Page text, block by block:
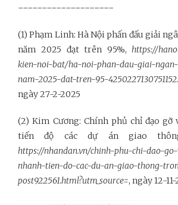
--------------------
(1) Phạm Linh: Hà Nội phấn đấu giải
năm 2025 đạt trên 95%, https://
kien-noi-bat/ha-noi-phan-dau-giai-
nam-2025-dat-tren-95-
ngày 27-2-2025
(2) Kim Cương: Chính phủ chỉ đạo gỡ
tiến độ các dự án giao
https://nhandan.vn/chinh-phu-chi-dao-
nhanh-tien-do-cac-du-an-giao-thong-
post922561.html?utm_source=, ngày 12-